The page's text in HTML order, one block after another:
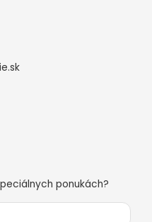
ponukách?